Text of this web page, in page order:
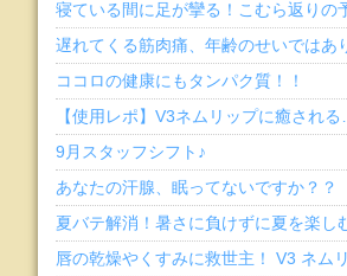
寝ている間に足が攣る！こむら返りの
遅れてくる筋肉痛、年齢のせいではあ
ココロの健康にもタンパク質！！
【使用レポ】V3ネムリップに癒される
9月スタッフシフト♪
あなたの汗腺、眠ってないですか？？
夏バテ解消！暑さに負けずに夏を楽し
唇の乾燥やくすみに救世主！ V3 ネム